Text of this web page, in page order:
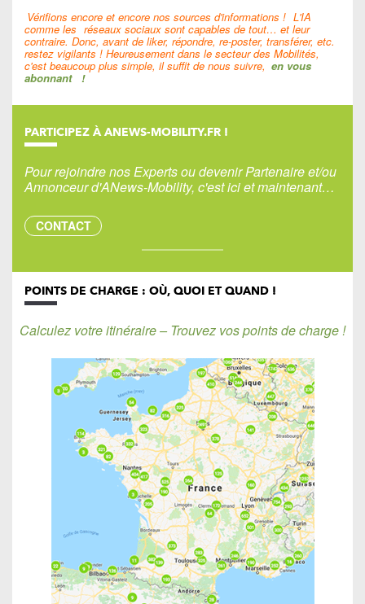
Vérifions encore et encore nos sources d'informations ! L'IA
comme les réseaux sociaux sont capables de tout… et leur
contraire. Donc, avant de liker, répondre, re-poster, transférer, etc.
restez vigilants ! Heureusement dans le secteur des Mobilités,
c'est beaucoup plus simple, il suffit de nous suivre, en vous
abonnant !
PARTICIPEZ À ANEWS-MOBILITY.FR !
Pour rejoindre nos Experts ou devenir Partenaire et/ou
Annonceur d'ANews-Mobility, c'est ici et maintenant…
CONTACT
POINTS DE CHARGE : OÙ, QUOI ET QUAND !
Calculez votre itinéraire – Trouvez vos points de charge !